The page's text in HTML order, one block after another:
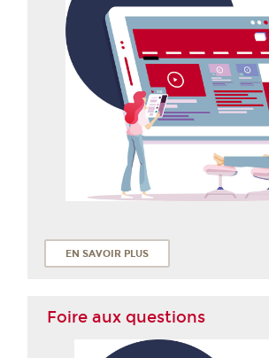
EN SAVOIR PLUS
Foire aux questions